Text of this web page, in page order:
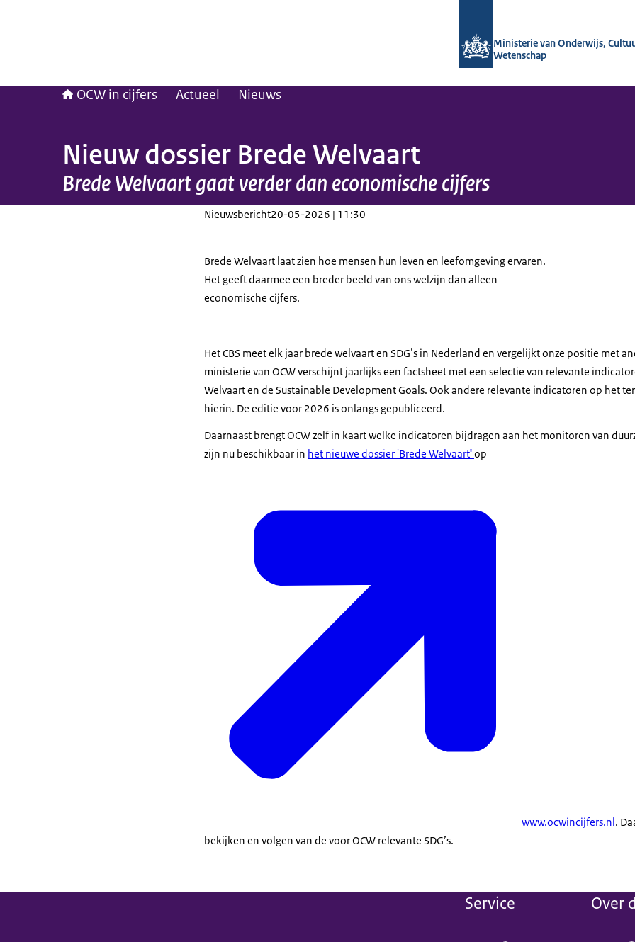
Ministerie van Onderwijs,
Wetenschap
OCW in cijfers Actueel Nieuws
Nieuw dossier Brede Welvaart
Brede Welvaart gaat verder dan economische cijfers
Nieuwsbericht20-05-2026 | 11:30
Brede Welvaart laat zien hoe mensen hun leven en leefomgeving ervaren.
Het geeft daarmee een breder beeld van ons welzijn dan alleen
economische cijfers.
Het CBS meet elk jaar brede welvaart en SDG’s in Nederland en vergelijkt onze positie met
ministerie van OCW verschijnt jaarlijks een factsheet met een selectie van relevante
Welvaart en de Sustainable Development Goals. Ook andere relevante indicatoren op het
hierin. De editie voor 2026 is onlangs gepubliceerd.
Daarnaast brengt OCW zelf in kaart welke indicatoren bijdragen aan het monitoren van
zijn nu beschikbaar in het nieuwe dossier 'Brede Welvaart'op
www.ocwincijfers.nl.
bekijken en volgen van de voor OCW relevante SDG’s.
Service Over